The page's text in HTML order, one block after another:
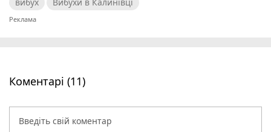
Коментарі (11)